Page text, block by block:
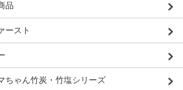
品
ースト
ゃん竹炭・竹塩シリーズ